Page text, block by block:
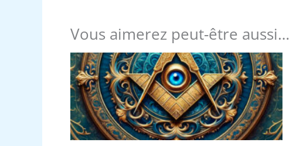
Vous aimerez peut-être aussi…